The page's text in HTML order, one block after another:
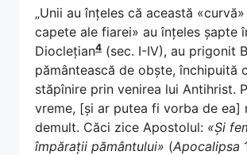
„Unii au înțeles că această
capete ale fiarei» au înțeles șapte
Dioclețian4 (sec. I-IV), au prigonit
pământească de obște, închipuită
stăpînire prin venirea lui Antihrist.
vreme, [și ar putea fi vorba de ea]
demult. Căci zice Apostolul: «Și
împărații pământului» (Apocalipsa